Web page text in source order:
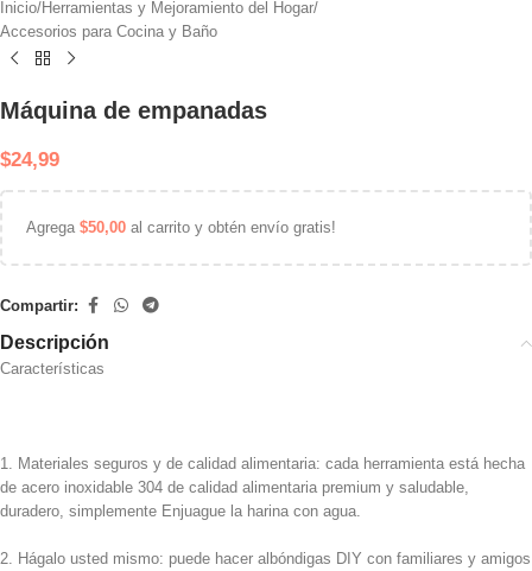
Inicio/Herramientas y Mejoramiento del Hogar/
Accesorios para Cocina y Baño
Máquina de empanadas
$24,99
Agrega $50,00 al carrito y obtén envío gratis!
Compartir:
Descripción
Características
1. Materiales seguros y de calidad alimentaria: cada herramienta está hecha
de acero inoxidable 304 de calidad alimentaria premium y saludable,
duradero, simplemente Enjuague la harina con agua.
2. Hágalo usted mismo: puede hacer albóndigas DIY con familiares y amigos